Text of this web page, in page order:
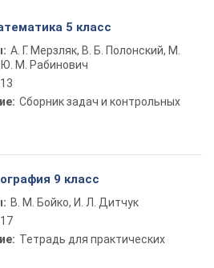
5 класс
А. Г. Мерзляк, В. Б. Полонский, М.
Ю. М. Рабинович
Сборник задач и контрольных
9 класс
В. М. Бойко, И. Л. Дитчук
Тетрадь для практических